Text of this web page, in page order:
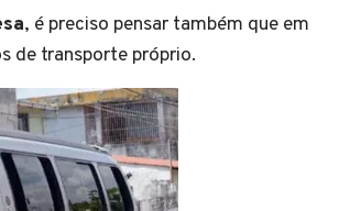
, é preciso pensar também que em
de transporte próprio.